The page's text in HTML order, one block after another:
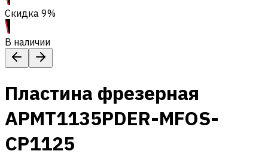
Скидка 9%
В наличии
Пластина фрезерная
APMT1135PDER-MFOS-
CP1125